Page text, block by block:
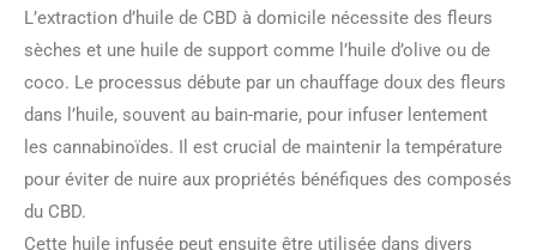
L’extraction d’huile de CBD à domicile nécessite des fleurs
sèches et une huile de support comme l’huile d’olive ou de
coco. Le processus débute par un chauffage doux des fleurs
dans l’huile, souvent au bain-marie, pour infuser lentement
les cannabinoïdes. Il est crucial de maintenir la température
pour éviter de nuire aux propriétés bénéfiques des composés
du CBD.
Cette huile infusée peut ensuite être utilisée dans divers